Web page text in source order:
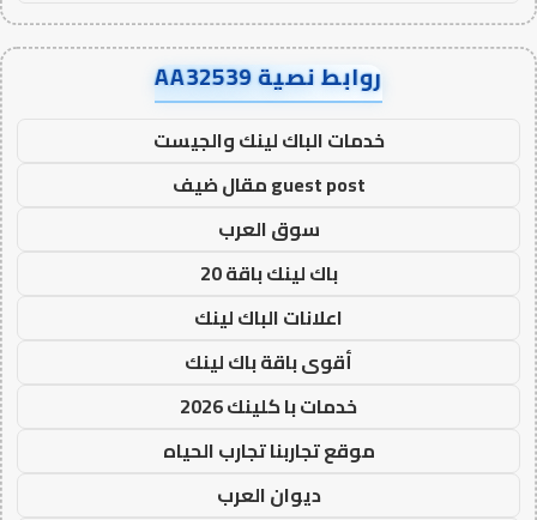
روابط نصية AA32539
خدمات الباك لينك والجيست
guest post مقال ضيف
سوق العرب
باك لينك باقة 20
اعلانات الباك لينك
أقوى باقة باك لينك
خدمات با كلينك 2026
موقع تجاربنا تجارب الحياه
ديوان العرب